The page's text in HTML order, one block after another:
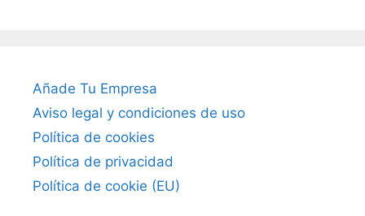
Añade Tu Empresa
Aviso legal y condiciones de uso
Política de cookies
Política de privacidad
Política de cookie (EU)